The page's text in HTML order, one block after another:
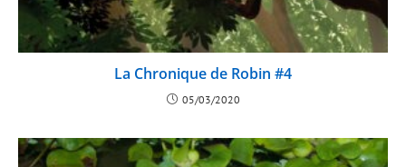
La Chronique de Robin #4
05/03/2020